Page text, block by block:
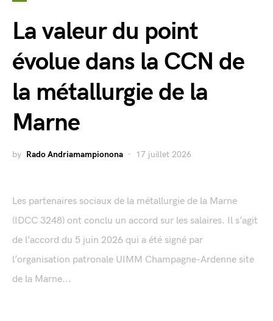
La valeur du point
évolue dans la CCN de
la métallurgie de la
Marne
by Rado Andriamampionona 17 juillet 2026
Les partenaires sociaux de la métallurgie de la Marne
(IDCC 3248) ont conclu un accord sur les salaires. Il s’agit
de l’accord du 5 juin 2026 qui a été signé par
l’organisation patronale UIMM Champagne-Ardenne site
de la Marne...